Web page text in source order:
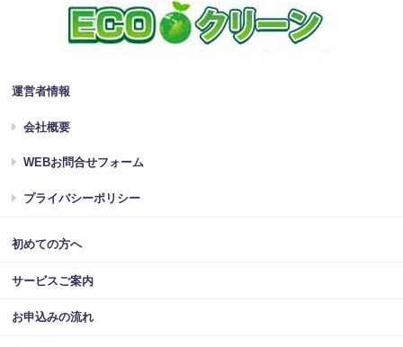
運営者情報
会社概要
WEBお問合せフォーム
プライバシーポリシー
初めての方へ
サービスご案内
お申込みの流れ